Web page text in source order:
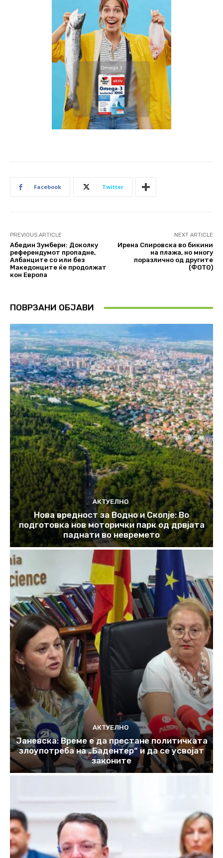
Facebook Twitter
PREVIOUS ARTICLE
Абедин Зумбери: Доколку
референдумот пропадне,
Албанците со или без
Македонците ќе продолжат
кон Европа
NEXT ARTICLE
Ирена Спировска во бикини
на плажа, но многу
поразлично од другите
(ФОТО)
ПОВРЗАНИ ОБЈАВИ
АКТУЕЛНО
Нова вредност за Водно и Скопје: Во
подготовка нов моторички парк од дрвјата
паднати во невремето
АКТУЕЛНО
Јаневска: Време е да престане политичката
злоупотреба на „Бадентер“ и да се усвојат
законите